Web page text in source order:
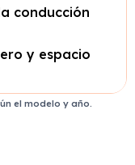
conducción
y espacio
el modelo y año.